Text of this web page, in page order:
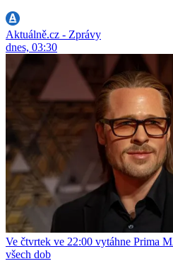
Aktuálně.cz - Zprávy
dnes, 03:30
Ve čtvrtek ve 22:00 vytáhne Prima
všech dob